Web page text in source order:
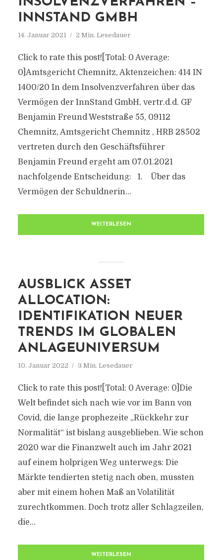
INNSTAND GMBH
14. Januar 2021 2 Min. Lesedauer
Click to rate this post![Total: 0 Average:
0]Amtsgericht Chemnitz, Aktenzeichen: 414 IN
1400/20 In dem Insolvenzverfahren über das
Vermögen der InnStand GmbH, vertr.d.d. GF
Benjamin Freund Weststraße 55, 09112
Chemnitz, Amtsgericht Chemnitz , HRB 28502
vertreten durch den Geschäftsführer
Benjamin Freund ergeht am 07.01.2021
nachfolgende Entscheidung: 1. Über das
Vermögen der Schuldnerin...
WEITERLESEN
AUSBLICK ASSET
ALLOCATION:
IDENTIFIKATION NEUER
TRENDS IM GLOBALEN
ANLAGEUNIVERSUM
10. Januar 2022 3 Min. Lesedauer
Click to rate this post![Total: 0 Average: 0]Die
Welt befindet sich nach wie vor im Bann von
Covid, die lange prophezeite „Rückkehr zur
Normalität“ ist bislang ausgeblieben. Wie schon
2020 war die Finanzwelt auch im Jahr 2021
auf einem holprigen Weg unterwegs: Die
Märkte tendierten stetig nach oben, mussten
aber mit einem hohen Maß an Volatilität
zurechtkommen. Doch trotz aller Schlagzeilen,
die...
WEITERLESEN